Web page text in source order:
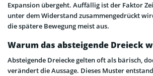
Expansion übergeht. Auffällig ist der Faktor
unter dem Widerstand zusammengedrückt
die spätere Bewegung meist aus.
Warum das absteigende Dreieck
Absteigende Dreiecke gelten oft als bärisch,
verändert die Aussage. Dieses Muster